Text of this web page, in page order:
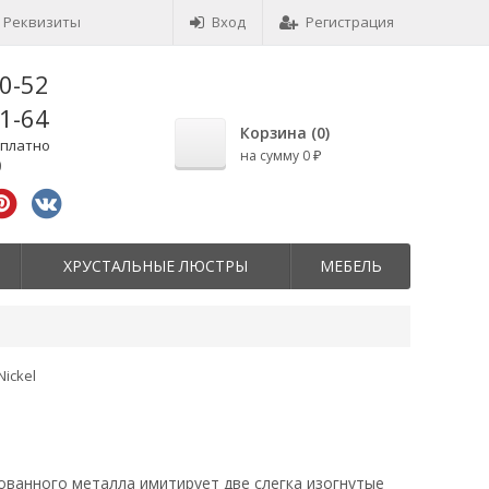
Реквизиты Вход Регистрация
52
64
Корзина (0)
на сумму 0 ₽
ХРУСТАЛЬНЫЕ ЛЮСТРЫ МЕБЕЛЬ
металла имитирует две слегка изогнутые